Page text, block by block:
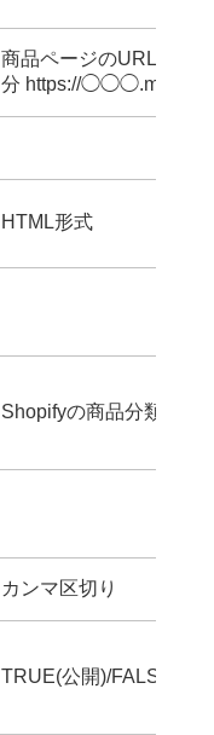
商品ページのURLに使
分 https://
HTML形式
Shopifyの商品分類のフ
カンマ区切り
TRUE(公開)/FALSE(非